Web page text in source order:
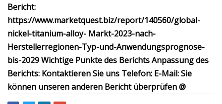
Bericht:
https://www.marketquest.biz/report/140560/global-
nickel-titanium-alloy- Markt-2023-nach-
Herstellerregionen-Typ-und-Anwendungsprognose-
bis-2029 Wichtige Punkte des Berichts Anpassung des
Berichts: Kontaktieren Sie uns Telefon: E-Mail: Sie
können unseren anderen Bericht überprüfen @